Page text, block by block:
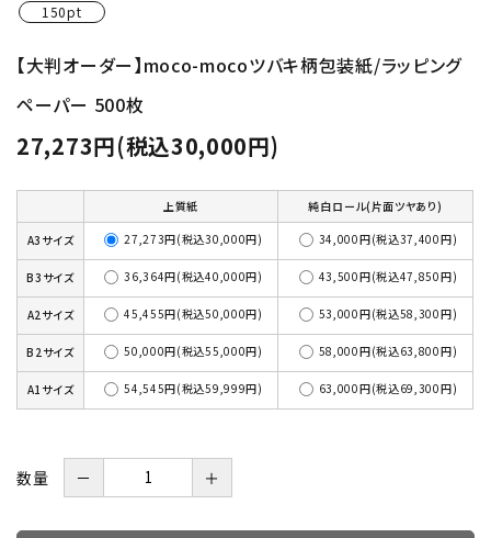
150pt
【大判オーダー】moco-mocoツバキ柄包装紙/ラッピング
ペーパー 500枚
27,273円(税込30,000円)
上質紙 純白ロール(片面ツヤあり)
A3サイズ 27,273円(税込30,000円) 34,000円(税込37,400円)
B3サイズ 36,364円(税込40,000円) 43,500円(税込47,850円)
A2サイズ 45,455円(税込50,000円) 53,000円(税込58,300円)
B2サイズ 50,000円(税込55,000円) 58,000円(税込63,800円)
A1サイズ 54,545円(税込59,999円) 63,000円(税込69,300円)
数量 － ＋